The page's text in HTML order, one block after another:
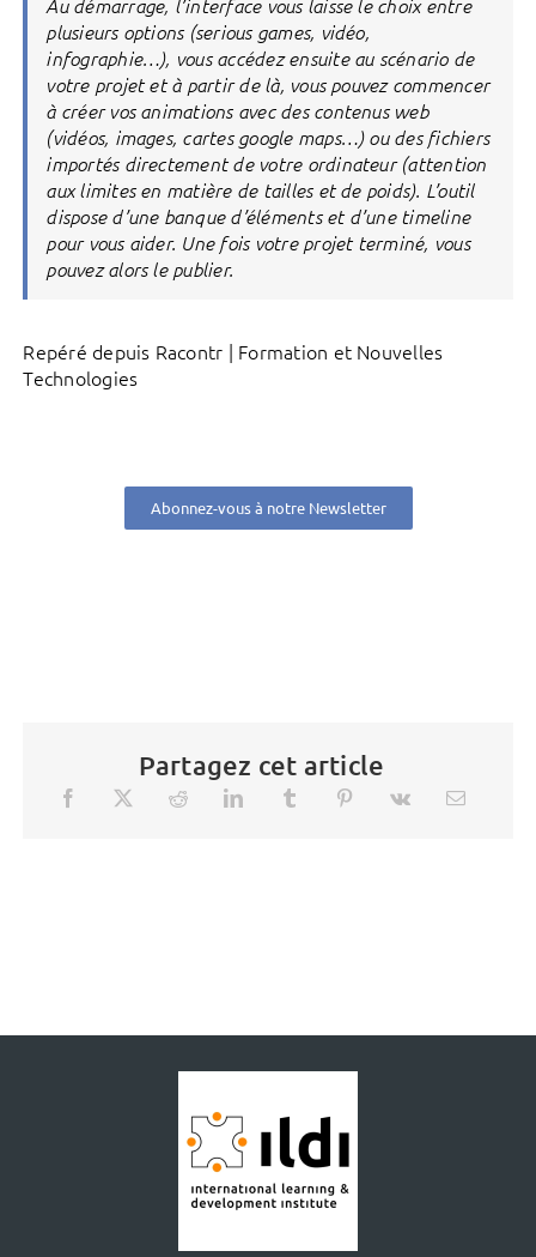
Au démarrage, l’interface vous laisse le choix entre
plusieurs options (serious games, vidéo,
infographie…), vous accédez ensuite au scénario de
votre projet et à partir de là, vous pouvez commencer
à créer vos animations avec des contenus web
(vidéos, images, cartes google maps…) ou des fichiers
importés directement de votre ordinateur (attention
aux limites en matière de tailles et de poids). L’outil
dispose d’une banque d’éléments et d’une timeline
pour vous aider. Une fois votre projet terminé, vous
pouvez alors le publier.
Repéré depuis Racontr | Formation et Nouvelles
Technologies
Abonnez-vous à notre Newsletter
Partagez cet article